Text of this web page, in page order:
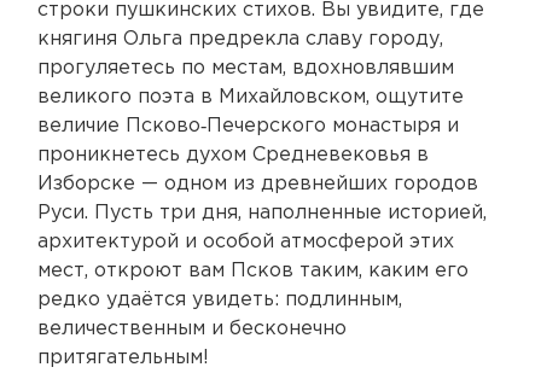
строки пушкинских стихов. Вы увидите, где
княгиня Ольга предрекла славу городу,
прогуляетесь по местам, вдохновлявшим
великого поэта в Михайловском, ощутите
величие Псково‑Печерского монастыря и
проникнетесь духом Средневековья в
Изборске — одном из древнейших городов
Руси. Пусть три дня, наполненные историей,
архитектурой и особой атмосферой этих
мест, откроют вам Псков таким, каким его
редко удаётся увидеть: подлинным,
величественным и бесконечно
притягательным!